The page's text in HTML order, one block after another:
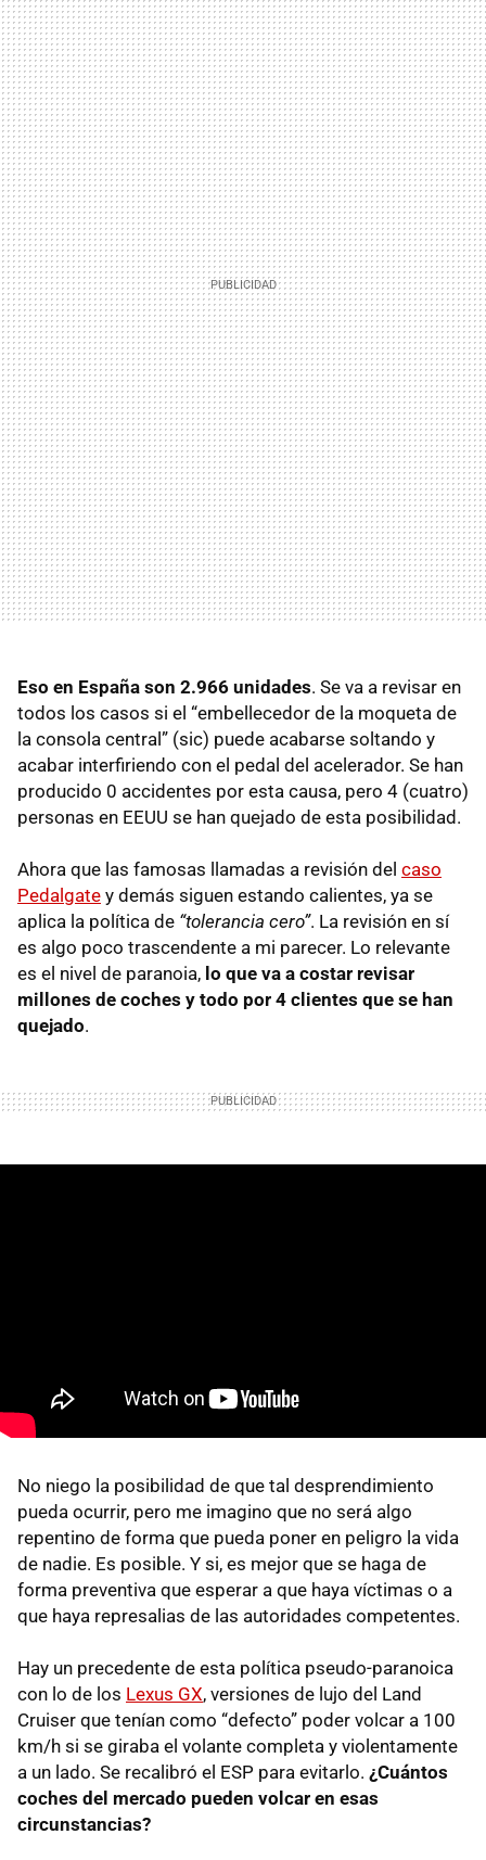
Eso en España son 2.966 unidades. Se va a revisar en
todos los casos si el “embellecedor de la moqueta de
la consola central” (sic) puede acabarse soltando y
acabar interfiriendo con el pedal del acelerador. Se han
producido 0 accidentes por esta causa, pero 4 (cuatro)
personas en EEUU se han quejado de esta posibilidad.
Ahora que las famosas llamadas a revisión del caso
Pedalgate y demás siguen estando calientes, ya se
aplica la política de “tolerancia cero”. La revisión en sí
es algo poco trascendente a mi parecer. Lo relevante
es el nivel de paranoia, lo que va a costar revisar
millones de coches y todo por 4 clientes que se han
quejado.
No niego la posibilidad de que tal desprendimiento
pueda ocurrir, pero me imagino que no será algo
repentino de forma que pueda poner en peligro la vida
de nadie. Es posible. Y si, es mejor que se haga de
forma preventiva que esperar a que haya víctimas o a
que haya represalias de las autoridades competentes.
Hay un precedente de esta política pseudo-paranoica
con lo de los Lexus GX, versiones de lujo del Land
Cruiser que tenían como “defecto” poder volcar a 100
km/h si se giraba el volante completa y violentamente
a un lado. Se recalibró el ESP para evitarlo. ¿Cuántos
coches del mercado pueden volcar en esas
circunstancias?